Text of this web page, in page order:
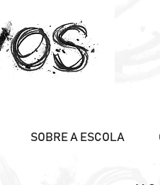
SOBRE A ESCOLA